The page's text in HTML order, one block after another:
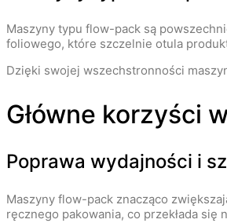
Maszyny typu flow-pack są
foliowego, które szczelnie otula
Dzięki swojej wszechstronności
Główne korzyści
Poprawa wydajności i
Maszyny flow-pack znacząco
ręcznego pakowania, co przekłada